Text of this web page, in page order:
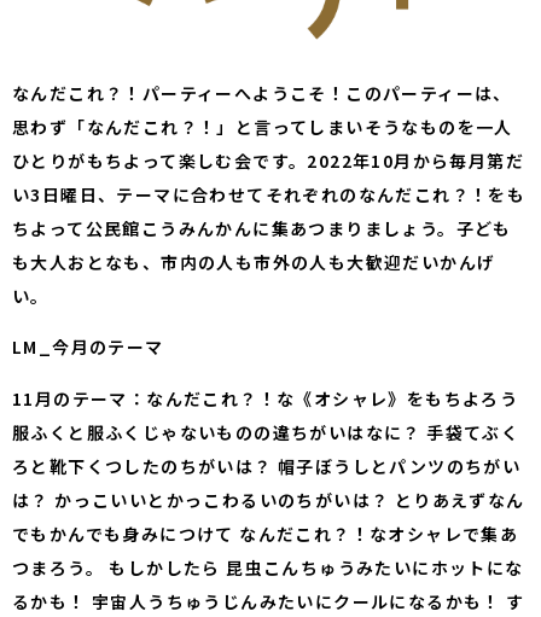
なんだこれ？！パーティーへようこそ！このパーティーは、
思わず「なんだこれ？！」と言ってしまいそうなものを一人
ひとりがもちよって楽しむ会です。2022年10月から毎月第だ
い3日曜日、テーマに合わせてそれぞれのなんだこれ？！をも
ちよって公民館こうみんかんに集あつまりましょう。子ども
も大人おとなも、市内の人も市外の人も大歓迎だいかんげ
い。
LM_今月のテーマ
11月のテーマ：なんだこれ？！な《オシャレ》をもちよろう
服ふくと服ふくじゃないものの違ちがいはなに？ 手袋てぶく
ろと靴下くつしたのちがいは？ 帽子ぼうしとパンツのちがい
は？ かっこいいとかっこわるいのちがいは？ とりあえずなん
でもかんでも身みにつけて なんだこれ？！なオシャレで集あ
つまろう。 もしかしたら 昆虫こんちゅうみたいにホットにな
るかも！ 宇宙人うちゅうじんみたいにクールになるかも！ す